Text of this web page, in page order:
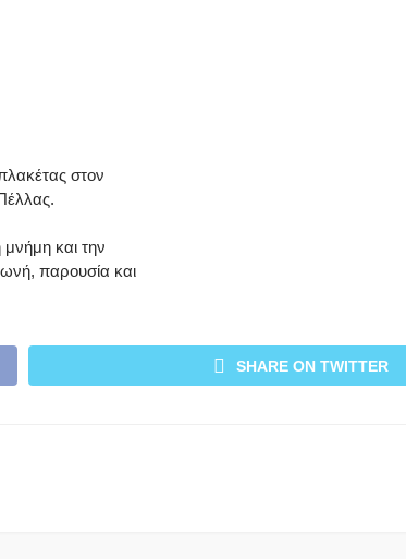
στον
μνήμη και την
παρουσία και
SHARE ON TWITTER